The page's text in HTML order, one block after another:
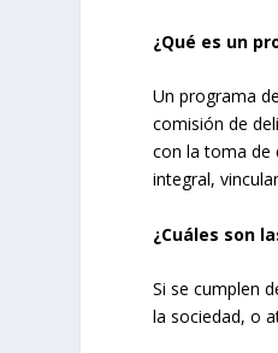
¿Qué es un
Un programa
comisión de
con la toma de
integral,
¿Cuáles son
Si se cumplen
la sociedad, o